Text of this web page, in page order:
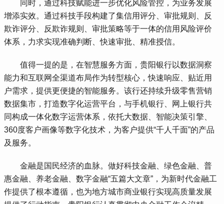
同时，通过科技赋能进一步优化风险管控，为业务发展
增添实效。通过科技手段构建了集信用评分、审批规则、反
欺诈评分、反欺诈规则、审批策略等于一体的信用风险评价
体系，力求实现准确判断、快速审批、精准授信。
值得一提的是，在智慧服务方面，贵阳银行以数据洞察
能力和互联网全渠道布局作为转型核心，快速响应、贴近用
户需求，提供更便捷的智能服务。该行还持续升级零售营销
数据集市，打造数字化运营平台，与手机银行、网上银行共
同构成一体化数字运营体系，依托大数据、智能决策引擎、
360度客户画像等数字化技术，为客户提供“千人千面”的产品
及服务。
金融是国民经济的血脉。做好科技金融、绿色金融、普
惠金融、养老金融、数字金融“五篇大文章”，为新时代金融工
作提供了根本遵循，也为地方城市商业银行实现高质量发展